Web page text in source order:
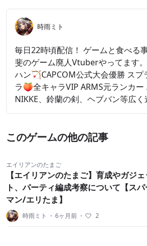
時雨ミト
毎日22時頃配信！ ゲームと食べる
斐のゲーム廃人Vtuberやってます
ハン🏹CAPCOM公式大会優勝 ス
ラ🍑全キャラVIP ARMS元ランカー
NIKKE、鈴蘭の剣、ヘブバン等広く
このゲームの他の記事
エイリアンのたまご
【エイリアンのたまご】育成やガジェ
ト、パーティ編成考察について【スパ
マン/エリたま】
時雨ミト ・ 6ヶ月前 ・ 2